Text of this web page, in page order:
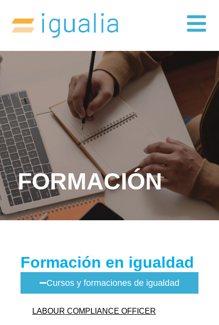
FORMACIÓN
Formación en igualdad
Cursos y formaciones de igualdad
LABOUR COMPLIANCE OFFICER